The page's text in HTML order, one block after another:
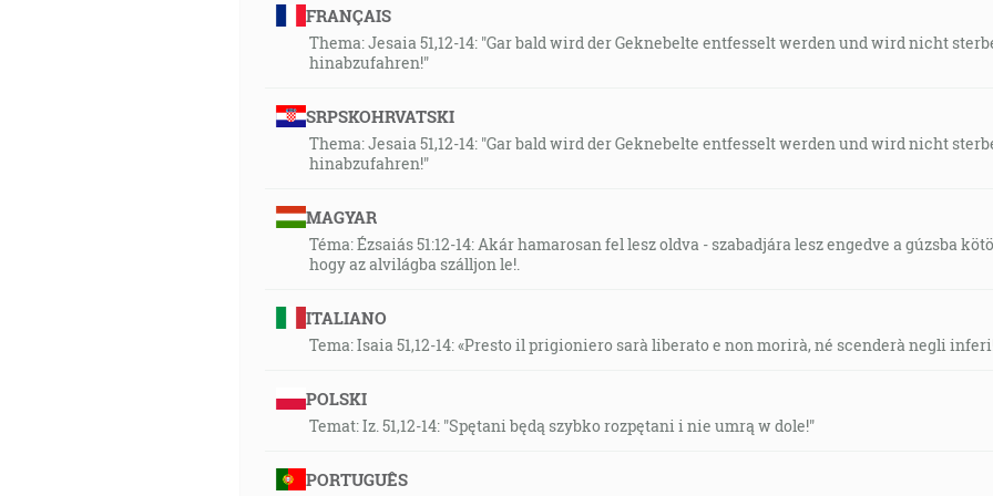
06:00
Tvoje slovo je sviecou mojej nohe a svetlom môjmu chodníku. [Ž 119:105]
Nebo a zem pominú, ale moje slová nikdy nepominú. [Mt 24:35]
ktorým je cirkev živého Boha, stĺp to a pevná postať pravdy. [1Tm 3:14-15]
A skríkol silne, veľkým hlasom a hovoril: Padol, padol veľký Babylon a stal sa
ducha nečistého a žalárom každého vtáka nečistého a nenávideného … [Zj 18:2]
Tvoje slovo je pravda. [Jn 17:17]
My sme z Boha: kto zná Boha, čuje nás; kto nie je z Boha, nečuje nás. Ztadiaľ známe
FRANÇAIS
Thema: Jesaia 51,12-14: "Gar bald wird der Geknebelte entfesselt werden und wird nicht
hinabzufahren!"
SRPSKOHRVATSKI
Thema: Jesaia 51,12-14: "Gar bald wird der Geknebelte entfesselt werden und wird nicht
hinabzufahren!"
MAGYAR
Téma: Ézsaiás 51:12-14: Akár hamarosan fel lesz oldva - szabadjára lesz engedve a gúzsba
hogy az alvilágba szálljon le!.
ITALIANO
Tema: Isaia 51,12-14: «Presto il prigioniero sarà liberato e non morirà, né scenderà negli
POLSKI
Temat: Iz. 51,12-14: "Spętani będą szybko rozpętani i nie umrą w dole!"
PORTUGUÊS